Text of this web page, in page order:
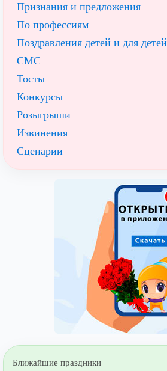
Признания и предложения
По профессиям
Поздравления детей и для детей
СМС
Тосты
Конкурсы
Розыгрыши
Извинения
Сценарии
Ближайшие праздники